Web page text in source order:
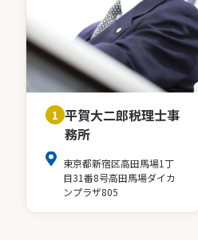
1 平賀大二郎税理士事
務所
東京都新宿区高田馬場1丁
目31番8号高田馬場ダイカ
ンプラザ805